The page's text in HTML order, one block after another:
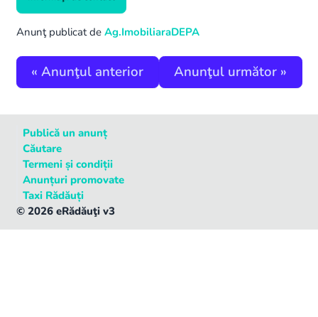
Anunţ publicat de Ag.ImobiliaraDEPA
« Anunţul anterior Anunţul următor »
Publică un anunț
Căutare
Termeni și condiții
Anunțuri promovate
Taxi Rădăuți
© 2026 eRădăuţi v3